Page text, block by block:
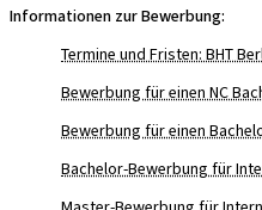
Informationen zur Bewerbung:
Termine und Fristen: BHT
Bewerbung für einen NC
Bewerbung für einen
Bachelor-Bewerbung für